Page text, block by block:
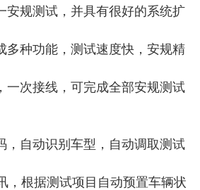
规测试，并具有很好的系统扩
种功能，测试速度快，安规精
次接线，可完成全部安规测试
自动识别车型，自动调取测试
根据测试项目自动预置车辆状